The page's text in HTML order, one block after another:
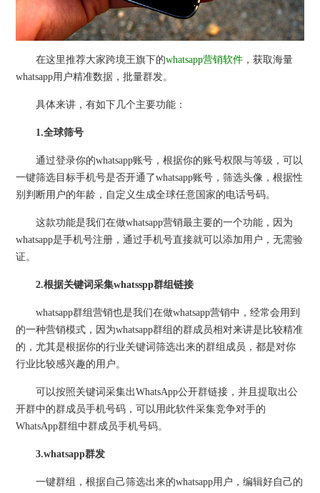
在这里推荐大家跨境王旗下的whatsapp营销软件 ，获取海量
whatsapp用户精准数据，批量群发。
具体来讲，有如下几个主要功能：
1.全球筛号
通过登录你的whatsapp账号，根据你的账号权限与等级，可以
一键筛选目标手机号是否开通了whatsapp账号，筛选头像，根据性
别判断用户的年龄，自定义生成全球任意国家的电话号码。
这款功能是我们在做whatsapp营销最主要的一个功能，因为
whatsapp是手机号注册，通过手机号直接就可以添加用户，无需验
证。
2.根据关键词采集whatsspp群组链接
whatsapp群组营销也是我们在做whatsapp营销中，经常会用到
的一种营销模式，因为whatsapp群组的群成员相对来讲是比较精准
的，尤其是根据你的行业关键词筛选出来的群组成员，都是对你
行业比较感兴趣的用户。
可以按照关键词采集出WhatsApp公开群链接，并且提取出公
开群中的群成员手机号码，可以用此软件采集竞争对手的
WhatsApp群组中群成员手机号码。
3.whatsapp群发
一键群组，根据自己筛选出来的whatsapp用户，编辑好自己的